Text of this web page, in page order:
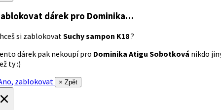
dárek pro Dominika…
si zablokovatSuchy sampon K18?
dárek pak nekoupí pro Dominika Atigu Sobotková nikdo
ty :)
zablokovat
× Zpět